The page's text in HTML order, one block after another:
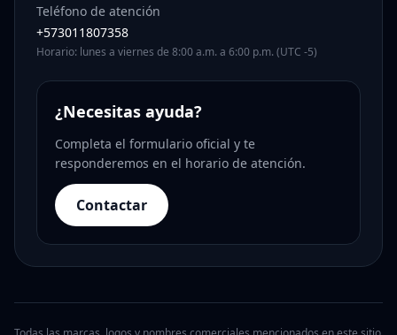
Teléfono de atención
+573011807358
Horario: lunes a viernes de 8:00 a.m. a 6:00 p.m. (UTC -5)
¿Necesitas ayuda?
Completa el formulario oficial y te
responderemos en el horario de atención.
Contactar